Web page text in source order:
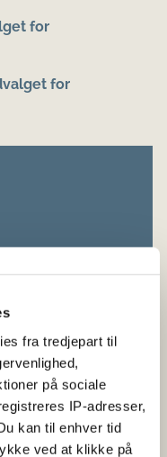
fra tredjepart til
på sociale
IP-adresser,
kan til enhver tid
ved at klikke på
for
for
7/2026 om
den nationale
01/06/2024 om